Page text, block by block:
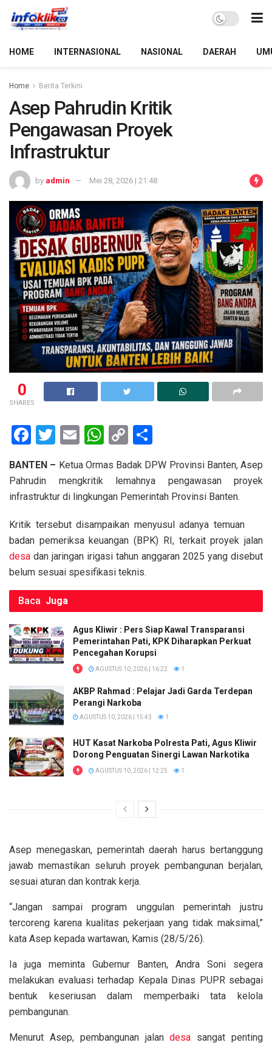
HOME INTERNASIONAL NASIONAL DAERAH
Home Berita Terkini
Asep Pahrudin Kritik
Pengawasan Proyek
Infrastruktur
by admin Mei 28, 2026 | 21:48
0
SHARES
F
ce
b
o
k
T
tt
er
E
ail
W
at
s
p
p
C
py
Li
k
ar
e
BANTEN – Ketua Ormas Badak DPW Provinsi Banten, Asep
Pahrudin mengkritik lemahnya pengawasan proyek
infrastruktur di lingkungan Pemerintah Provinsi Banten.
Kritik tersebut disampaikan menyusul adanya temuan
badan pemeriksa keuangan (BPK) RI, terkait proyek jalan
desa dan jaringan irigasi tahun anggaran 2025 yang disebut
belum sesuai spesifikasi teknis.
Baca Juga
Agus Kliwir : Pers Siap Kawal Transparansi
Pemerintahan Pati, KPK Diharapkan Perkuat
Pencegahan Korupsi
AGUSTUS 10, 2026 | 16:22 1
AKBP Rahmad : Pelajar Jadi Garda Terdepan
Perangi Narkoba
AGUSTUS 10, 2026 | 15:43 1
HUT Kasat Narkoba Polresta Pati, Agus Kliwir
Dorong Penguatan Sinergi Lawan Narkotika
AGUSTUS 10, 2026 | 12:25 1
Asep menegaskan, pemerintah daerah harus bertanggung
jawab memastikan seluruh proyek pembangunan berjalan,
sesuai aturan dan kontrak kerja.
“Jangan sampai program unggulan pemerintah justru
tercoreng karena kualitas pekerjaan yang tidak maksimal,”
kata Asep kepada wartawan, Kamis (28/5/26).
Ia juga meminta Gubernur Banten, Andra Soni segera
melakukan evaluasi terhadap Kepala Dinas PUPR sebagai
bentuk keseriusan dalam memperbaiki tata kelola
pembangunan.
Menurut Asep, pembangunan jalandesa sangat penting